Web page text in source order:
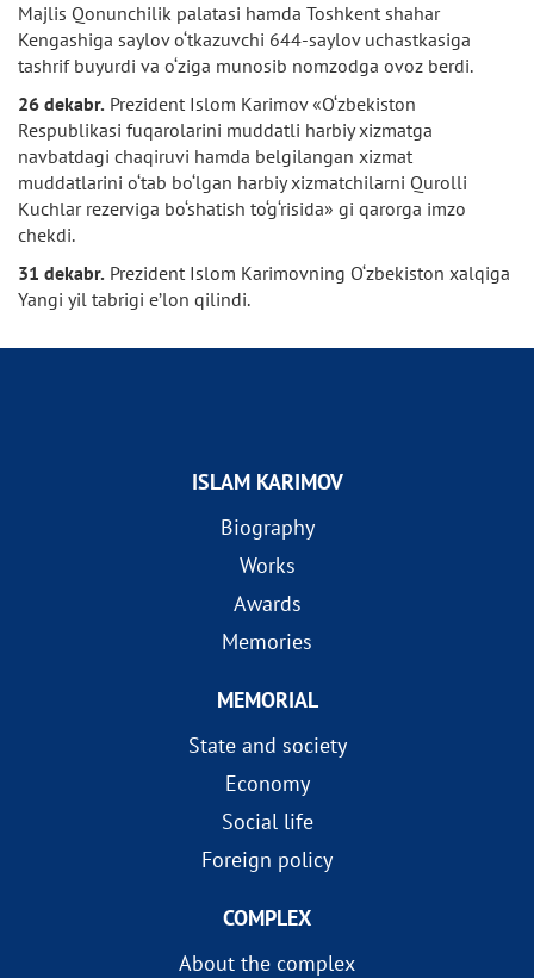
Majlis Qonunchilik palatasi hamda Toshkent shahar
Kengashiga saylov o‘tkazuvchi 644-saylov uchastkasiga
tashrif buyurdi va o‘ziga munosib nomzodga ovoz berdi.
26 dekabr. Prezident Islom Karimov «O‘zbekiston
Respublikasi fuqarolarini muddatli harbiy xizmatga
navbatdagi chaqiruvi hamda belgilangan xizmat
muddatlarini o‘tab bo‘lgan harbiy xizmatchilarni Qurolli
Kuchlar rezerviga bo‘shatish to‘g‘risida» gi qarorga imzo
chekdi.
31 dekabr. Prezident Islom Karimovning O‘zbekiston xalqiga
Yangi yil tabrigi e’lon qilindi.
ISLAM KARIMOV
Biography
Works
Awards
Memories
MEMORIAL
State and society
Economy
Social life
Foreign policy
COMPLEX
About the complex